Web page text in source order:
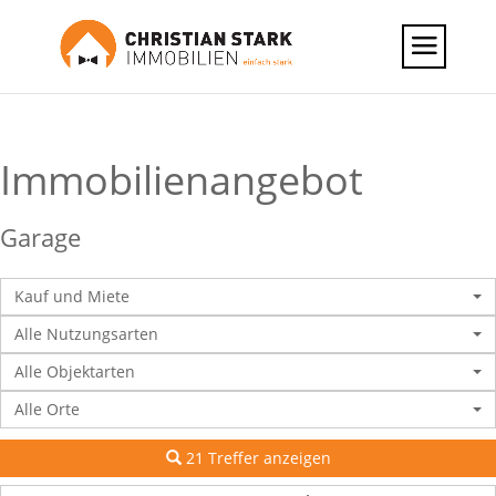
Immobilien­angebot
Garage
Kauf und Miete
Alle Nutzungsarten
Alle Objektarten
Alle Orte
21 Treffer anzeigen